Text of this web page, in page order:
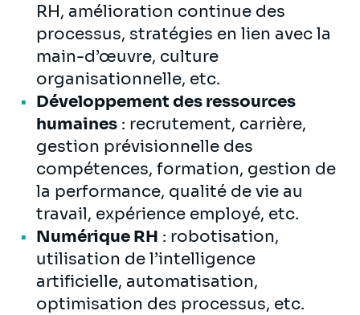
RH, amélioration continue des
processus, stratégies en lien avec la
main-d’œuvre, culture
organisationnelle, etc.
Développement des ressources
humaines : recrutement, carrière,
gestion prévisionnelle des
compétences, formation, gestion de
la performance, qualité de vie au
travail, expérience employé, etc.
Numérique RH : robotisation,
utilisation de l’intelligence
artificielle, automatisation,
optimisation des processus, etc.